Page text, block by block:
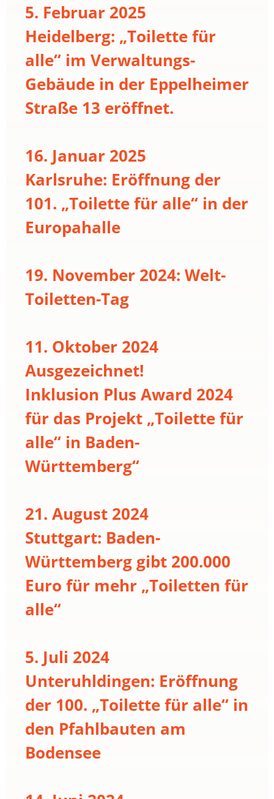
5. Februar 2025
Heidelberg: „Toilette für
alle“ im Verwaltungs-
Gebäude in der Eppelheimer
Straße 13 eröffnet.
16. Januar 2025
Karlsruhe: Eröffnung der
101. „Toilette für alle“ in der
Europahalle
19. November 2024: Welt-
Toiletten-Tag
11. Oktober 2024
Ausgezeichnet!
Inklusion Plus Award 2024
für das Projekt „Toilette für
alle“ in Baden-
Württemberg“
21. August 2024
Stuttgart: Baden-
Württemberg gibt 200.000
Euro für mehr „Toiletten für
alle“
5. Juli 2024
Unteruhldingen: Eröffnung
der 100. „Toilette für alle“ in
den Pfahlbauten am
Bodensee